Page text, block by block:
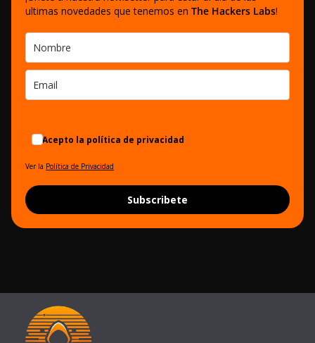
ultimas novedades que tenemos en The Hackers Labs!
Acepto la política de privacidad
Ver la Política de Privacidad
Subscribete